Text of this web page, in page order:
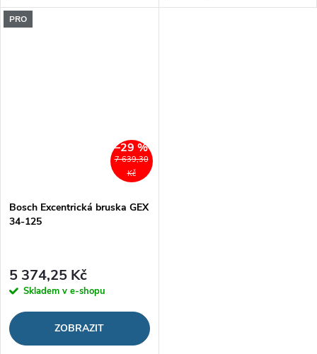
PRO
7 639,30
Kč
–29 %
Bosch Excentrická bruska GEX
34-125
5 374,25 Kč
Skladem v e-shopu
ZOBRAZIT